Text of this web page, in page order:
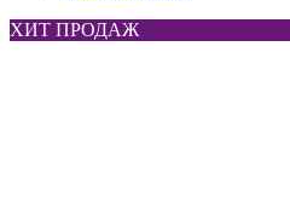
ХИТ ПРОДАЖ